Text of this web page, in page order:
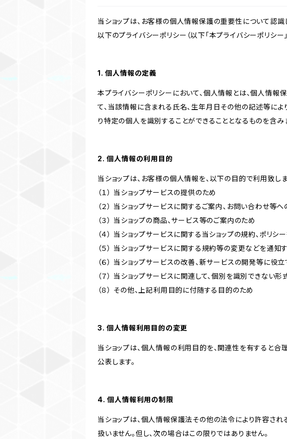
当ショップは、お客様の個人情報保護の重要性について認識
以下のプライバシーポリシー（以下「本プライバシーポリシー
1. 個人情報の定義
本プライバシーポリシーにおいて、個人情報とは、個人情
て、当該情報に含まれる氏名、生年月日その他の記述等に
り特定の個人を識別することができることとなるものを含み
2. 個人情報の利用目的
当ショップは、お客様の個人情報を、以下の目的で利用致しま
（１） 当ショップサービスの提供のため
（２） 当ショップサービスに関するご案内、お問い合わせ等
（３） 当ショップの商品、サービス等のご案内のため
（４） 当ショップサービスに関する当ショップの規約、ポリ
（５） 当ショップサービスに関する規約等の変更などを通知
（６） 当ショップサービスの改善、新サービスの開発等に役
（７） 当ショップサービスに関連して、個別を識別できない
（８） その他、上記利用目的に付随する目的のため
3. 個人情報利用目的の変更
当ショップは、個人情報の利用目的を、関連性を有すると
公表します。
4. 個人情報利用の制限
当ショップは、個人情報保護法その他の法令により許容さ
扱いません。但し、次の場合はこの限りではありません。